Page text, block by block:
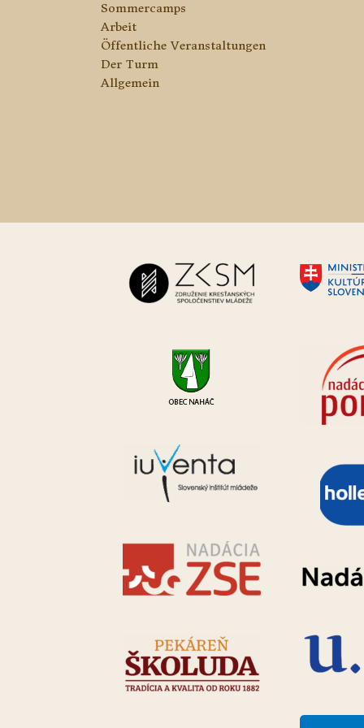
Sommercamps
Arbeit
Öffentliche Veranstaltungen
Der Turm
Allgemein